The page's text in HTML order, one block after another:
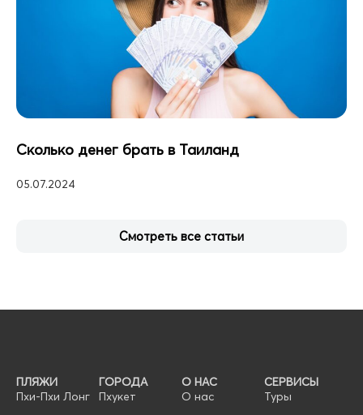
Сколько денег брать в Таиланд
05.07.2024
Смотреть все статьи
ПЛЯЖИ
Пхи-Пхи Лонг
ГОРОДА
Пхукет
О НАС
О нас
СЕРВИСЫ
Туры